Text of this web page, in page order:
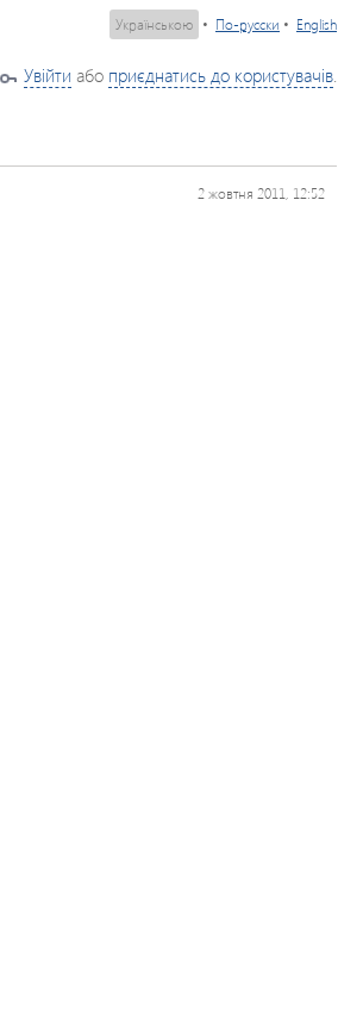
Українською • По-русски • English
Увійти або приєднатись до користувачів.
2 жовтня 2011, 12:52